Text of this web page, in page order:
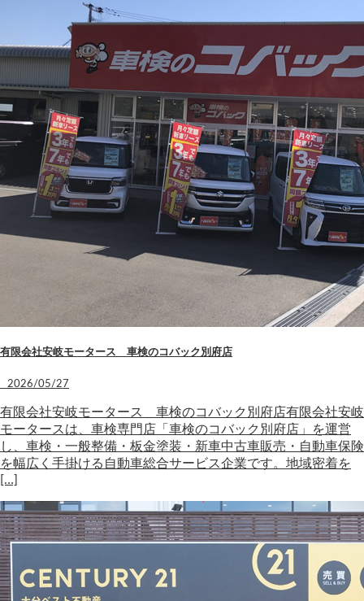
有限会社安岐モータース 車検のコバック別府店
2026/05/27
有限会社安岐モータース 車検のコバック別府店有限会社安岐
モータースは、車検専門店「車検のコバック別府店」を運営
し、車検・一般整備・板金塗装・新車中古車販売・自動車保険
を幅広く手掛ける自動車総合サービス企業です。地域密着を
[…]